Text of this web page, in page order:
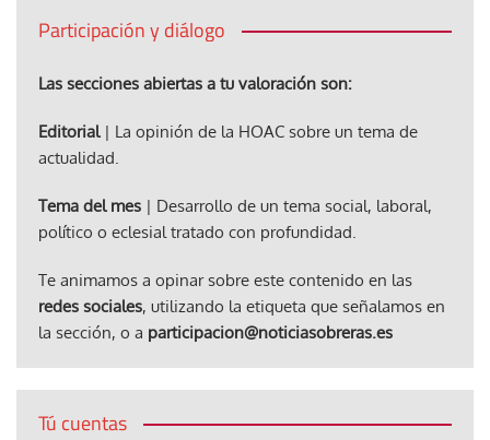
Participación y diálogo
Las secciones abiertas a tu valoración son:
Editorial| La opinión de la HOAC sobre un tema de
actualidad.
Tema del mes | Desarrollo de un tema social, laboral,
político o eclesial tratado con profundidad.
Te animamos a opinar sobre este contenido en las
redes sociales, utilizando la etiqueta que señalamos en
la sección, o a participacion@noticiasobreras.es
Tú cuentas